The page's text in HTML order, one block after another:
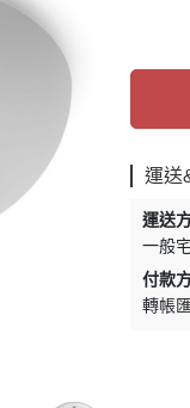
運送
運送
一般
付款
轉帳